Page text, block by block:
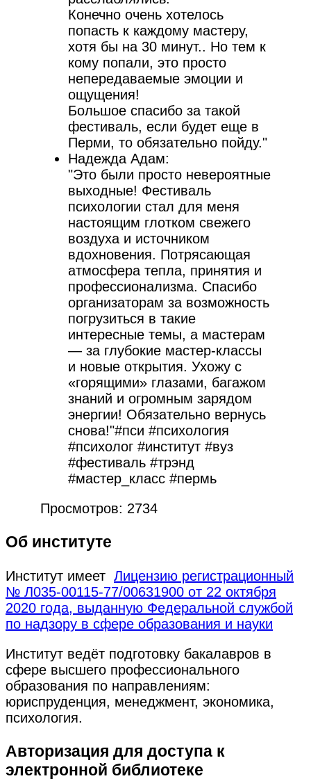
Конечно очень хотелось
попасть к каждому мастеру,
хотя бы на 30 минут.. Но тем к
кому попали, это просто
непередаваемые эмоции и
ощущения!
Большое спасибо за такой
фестиваль, если будет еще в
Перми, то обязательно пойду."
Надежда Адам:
"Это были просто невероятные
выходные! Фестиваль
психологии стал для меня
настоящим глотком свежего
воздуха и источником
вдохновения. Потрясающая
атмосфера тепла, принятия и
профессионализма. Спасибо
организаторам за возможность
погрузиться в такие
интересные темы, а мастерам
— за глубокие мастер-классы
и новые открытия. Ухожу с
«горящими» глазами, багажом
знаний и огромным зарядом
энергии! Обязательно вернусь
снова!"#пси #психология
#психолог #институт #вуз
#фестиваль #трэнд
#мастер_класс #пермь
Просмотров: 2734
Об институте
Институт имеет Лицензию регистрационный
№ Л035-00115-77/00631900 от 22 октября
2020 года, выданную Федеральной службой
по надзору в сфере образования и науки
Институт ведёт подготовку бакалавров в
сфере высшего профессионального
образования по направлениям:
юриспруденция, менеджмент, экономика,
психология.
Авторизация для доступа к
электронной библиотеке